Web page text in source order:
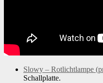
Slowy – Rotlichtlampe
Schallplatte.